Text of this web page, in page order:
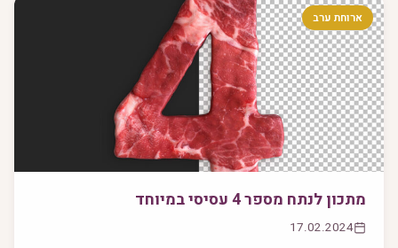
ארוחת ערב
מתכון לנתח מספר 4 עסיסי במיוחד
17.02.2024